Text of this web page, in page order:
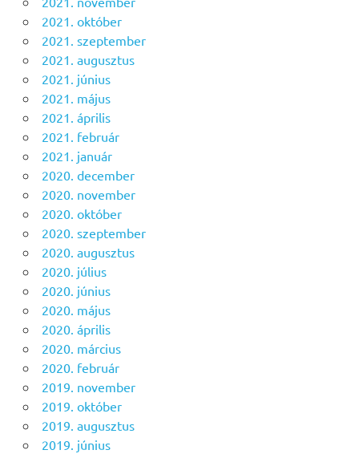
2021. október
2021. szeptember
2021. augusztus
2021. június
2021. május
2021. április
2021. február
2021. január
2020. december
2020. november
2020. október
2020. szeptember
2020. augusztus
2020. július
2020. június
2020. május
2020. április
2020. március
2020. február
2019. november
2019. október
2019. augusztus
2019. június